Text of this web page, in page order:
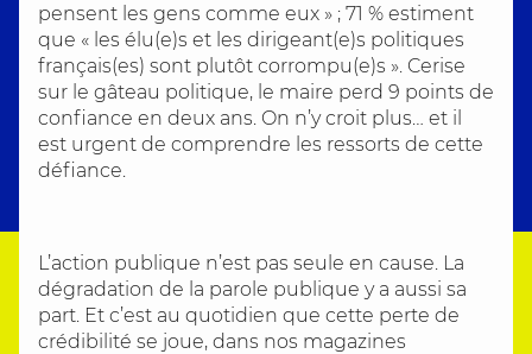
pensent les gens comme eux » ; 71 % estiment
que « les élu(e)s et les dirigeant(e)s politiques
français(es) sont plutôt corrompu(e)s ». Cerise
sur le gâteau politique, le maire perd 9 points de
confiance en deux ans. On n’y croit plus… et il
est urgent de comprendre les ressorts de cette
défiance.
L’action publique n’est pas seule en cause. La
dégradation de la parole publique y a aussi sa
part. Et c’est au quotidien que cette perte de
crédibilité se joue, dans nos magazines